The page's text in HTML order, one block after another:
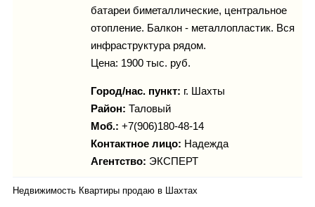
Гороскоп
Карты
Фотогалерея
батареи биметаллические, центральное
отопление. Балкон - металлопластик. Вся
инфраструктура рядом.
Цена: 1900 тыс. руб.
Город/нас. пункт: г. Шахты
Район: Таловый
Моб.: +7(906)180-48-14
Контактное лицо: Надежда
Агентство: ЭКСПЕРТ
Недвижимость Квартиры продаю в Шахтах